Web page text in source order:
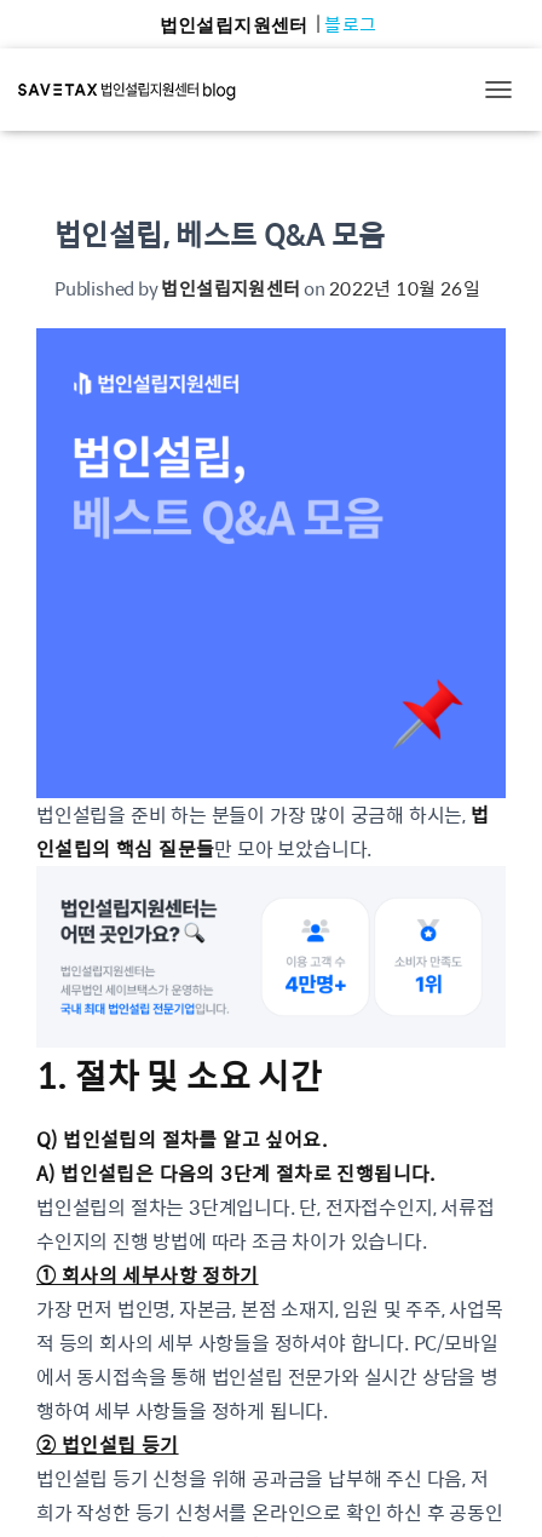
법인설립지원센터 블로그
법인설립, 베스트 Q&A 모음
Published by법인설립지원센터on2022년 10월 26일
법인설립을 준비 하는 분들이 가장 많이 궁금해 하시는, 법
인설립의 핵심 질문들만 모아 보았습니다.
1. 절차 및 소요 시간
Q) 법인설립의 절차를 알고 싶어요.
A) 법인설립은 다음의 3단계 절차로 진행됩니다.
법인설립의 절차는 3단계입니다. 단, 전자접수인지, 서류접
수인지의 진행 방법에 따라 조금 차이가 있습니다.
① 회사의 세부사항 정하기
가장 먼저 법인명, 자본금, 본점 소재지, 임원 및 주주, 사업목
적 등의 회사의 세부 사항들을 정하셔야 합니다. PC/모바일
에서 동시접속을 통해 법인설립 전문가와 실시간 상담을 병
행하여 세부 사항들을 정하게 됩니다.
② 법인설립 등기
법인설립 등기 신청을 위해 공과금을 납부해 주신 다음, 저
희가 작성한 등기 신청서를 온라인으로 확인 하신 후 공동인